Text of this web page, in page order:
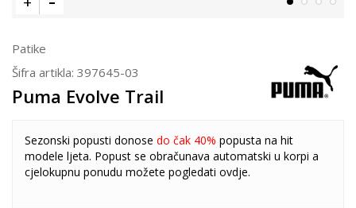
Patike
Šifra artikla: 397645-03
Puma Evolve Trail
Sezonski popusti donose do čak 40% popusta na hit
modele ljeta. Popust se obračunava automatski u korpi a
cjelokupnu ponudu možete pogledati ovdje.